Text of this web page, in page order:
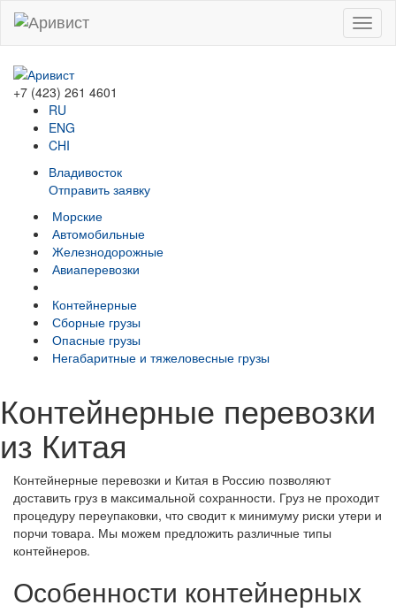
Menu
+7 (423) 261 4601
RU
ENG
CHI
Владивосток
Отправить заявку
Морские
Автомобильные
Железно­дорожные
Авиаперевозки
Контейнерные
Сборные грузы
Опасные грузы
Негабаритные и тяжело­весные грузы
Контейнерные перевозки
из Китая
Контейнерные перевозки и Китая в Россию позволяют
доставить груз в максимальной сохранности. Груз не проходит
процедуру переупаковки, что сводит к минимуму риски утери и
порчи товара. Мы можем предложить различные типы
контейнеров.
Особенности контейнерных